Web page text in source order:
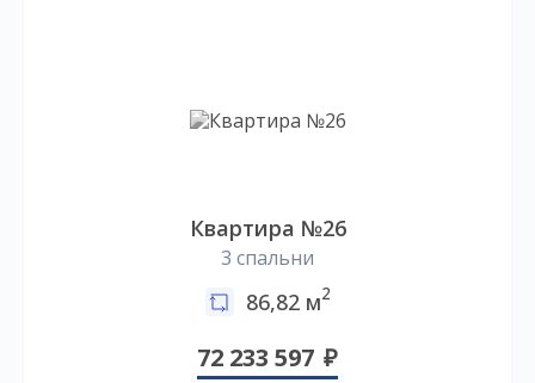
Квартира №26
3 спальни
86,82 м2
72 233 597